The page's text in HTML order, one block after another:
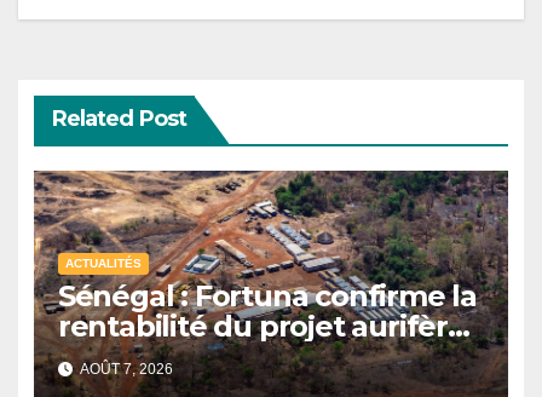
Related Post
ACTUALITÉS
Sénégal : Fortuna confirme la
rentabilité du projet aurifère
Diamba Sud à Kédougou
AOÛT 7, 2026